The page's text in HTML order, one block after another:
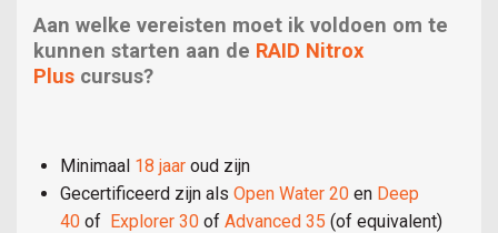
Aan welke vereisten moet ik voldoen om te
kunnen starten aan de RAID Nitrox
Plus cursus?
Minimaal 18 jaar oud zijn
Gecertificeerd zijn als Open Water 20 en Deep
40 of Explorer 30 of Advanced 35 (of equivalent)